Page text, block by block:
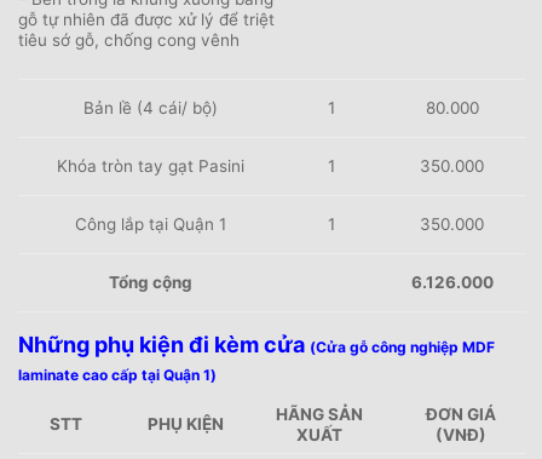
gỗ tự nhiên đã được xử lý để triệt
tiêu sớ gỗ, chống cong vênh
Bản lề (4 cái/ bộ) 1 80.000
Khóa tròn tay gạt Pasini 1 350.000
Công lắp tại Quận 1 1 350.000
Tổng cộng 6.126.000
Những phụ kiện đi kèm cửa (Cửa gỗ công nghiệp MDF
laminate cao cấp tại Quận 1)
STT PHỤ KIỆN
HÃNG SẢN
XUẤT
ĐƠN GIÁ
(VNĐ)